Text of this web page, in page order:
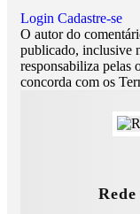
Login Cadastre-se
O autor do
publicado, inclusive
responsabiliza pelas
concorda com os